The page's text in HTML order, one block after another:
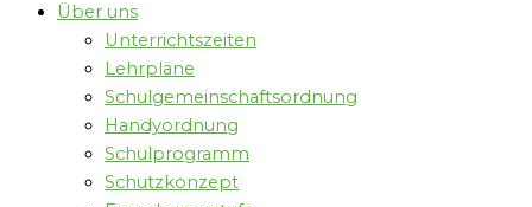
Über uns
Unterrichtszeiten
Lehrpläne
Schulgemeinschaftsordnung
Handyordnung
Schulprogramm
Schutzkonzept